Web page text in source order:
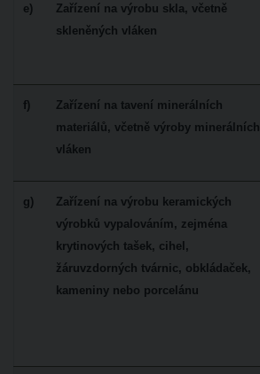
e)
Zařízení na výrobu skla, včetně
skleněných vláken
f)
Zařízení na tavení minerálních
materiálů, včetně výroby minerálních
vláken
g)
Zařízení na výrobu keramických
výrobků vypalováním, zejména
krytinových tašek, cihel,
žáruvzdorných tvárnic, obkládaček,
kameniny nebo porcelánu